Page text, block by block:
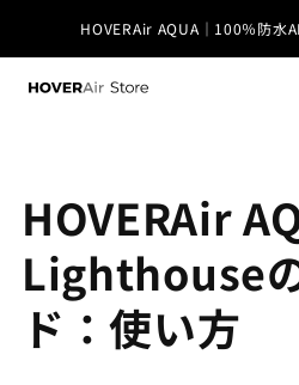
ンツに
進む
HOVERAir
Lighthouse
ド：使い方
HOVERAir AQUA｜100％防水
X1 Smart｜超軽量99g・